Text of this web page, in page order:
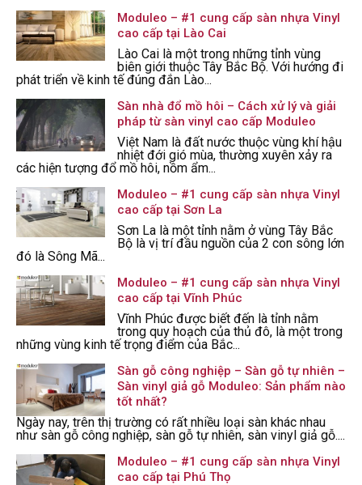
Moduleo – #1 cung cấp sàn nhựa Vinyl
cao cấp tại Lào Cai
Lào Cai là một trong những tỉnh vùng
biên giới thuộc Tây Bắc Bộ. Với hướng đi
phát triển về kinh tế đúng đắn Lào...
Sàn nhà đổ mồ hôi – Cách xử lý và giải
pháp từ sàn vinyl cao cấp Moduleo
Việt Nam là đất nước thuộc vùng khí hậu
nhiệt đới gió mùa, thường xuyên xảy ra
các hiện tượng đổ mồ hôi, nồm ẩm...
Moduleo – #1 cung cấp sàn nhựa Vinyl
cao cấp tại Sơn La
Sơn La là một tỉnh nằm ở vùng Tây Bắc
Bộ là vị trí đầu nguồn của 2 con sông lớn
đó là Sông Mã...
Moduleo – #1 cung cấp sàn nhựa Vinyl
cao cấp tại Vĩnh Phúc
Vĩnh Phúc được biết đến là tỉnh nằm
trong quy hoạch của thủ đô, là một trong
những vùng kinh tế trọng điểm của Bắc...
Sàn gỗ công nghiệp – Sàn gỗ tự nhiên –
Sàn vinyl giả gỗ Moduleo: Sản phẩm nào
tốt nhất?
Ngày nay, trên thị trường có rất nhiều loại sàn khác nhau
như sàn gỗ công nghiệp, sàn gỗ tự nhiên, sàn vinyl giả gỗ....
Moduleo – #1 cung cấp sàn nhựa Vinyl
cao cấp tại Phú Thọ